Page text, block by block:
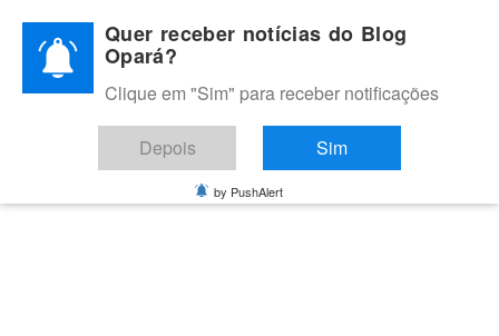
content
BLOG OPARÁ
Melhores notícias de Juazeiro, Petrolina e do Vale do São
Francisco
Quer receber notícias do Blog
Opará?
Clique em "Sim" para receber notificações
Depois Sim
by PushAlert